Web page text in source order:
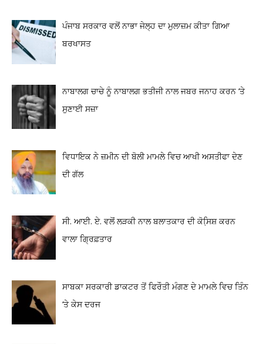
ਪੰਜਾਬ ਸਰਕਾਰ ਵਲੋਂ ਨਾਭਾ ਜੇਲ੍ਹ ਦਾ ਮੁਲਾਜ਼ਮ ਕੀਤਾ ਗਿਆ
ਬਰਖਾਸਤ
ਨਾਬਾਲਗ ਚਾਚੇ ਨੂੰ ਨਾਬਾਲਗ ਭਤੀਜੀ ਨਾਲ ਜਬਰ ਜਨਾਹ ਕਰਨ ‘ਤੇ
ਸੁਣਾਈ ਸਜ਼ਾ
ਵਿਧਾਇਕ ਨੇ ਜ਼ਮੀਨ ਦੀ ਬੋਲੀ ਮਾਮਲੇ ਵਿਚ ਆਖੀ ਅਸਤੀਫਾ ਦੇਣ
ਦੀ ਗੱਲ
ਸੀ. ਆਈ. ਏ. ਵਲੋਂ ਲੜਕੀ ਨਾਲ ਬਲਾਤਕਾਰ ਦੀ ਕੋਸਿ਼ਸ਼ ਕਰਨ
ਵਾਲਾ ਗ੍ਰਿਫ਼ਤਾਰ
ਸਾਬਕਾ ਸਰਕਾਰੀ ਡਾਕਟਰ ਤੋਂ ਫਿਰੌਤੀ ਮੰਗਣ ਦੇ ਮਾਮਲੇ ਵਿਚ ਤਿੰਨ
‘ਤੇ ਕੇਸ ਦਰਜ